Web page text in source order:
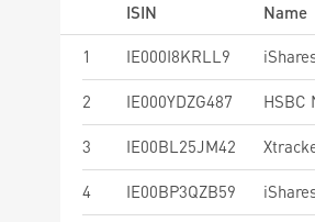
ISIN Name
1
IE000I8KRLL9
2 IE000YDZG487 HSBC
3 IE00BL25JM42
4 IE00BP3QZB59